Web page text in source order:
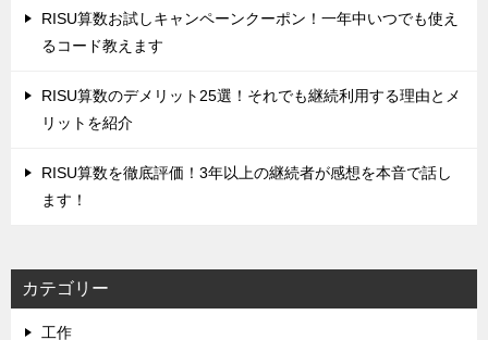
‌RISU算数お試しキャンペーンクーポン！一年中いつでも使え
るコード教えます
‌RISU算数のデメリット25選！それでも継続利用する理由とメ
リットを紹介
RISU算数を徹底評価！‌3年以上の継続者が感想を本音で話し
ます！
カテゴリー
工作